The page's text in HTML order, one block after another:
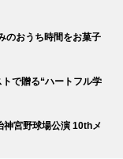
のおうち時間をお菓子
で贈る“ハートフル学
神宮野球場公演 10thメ